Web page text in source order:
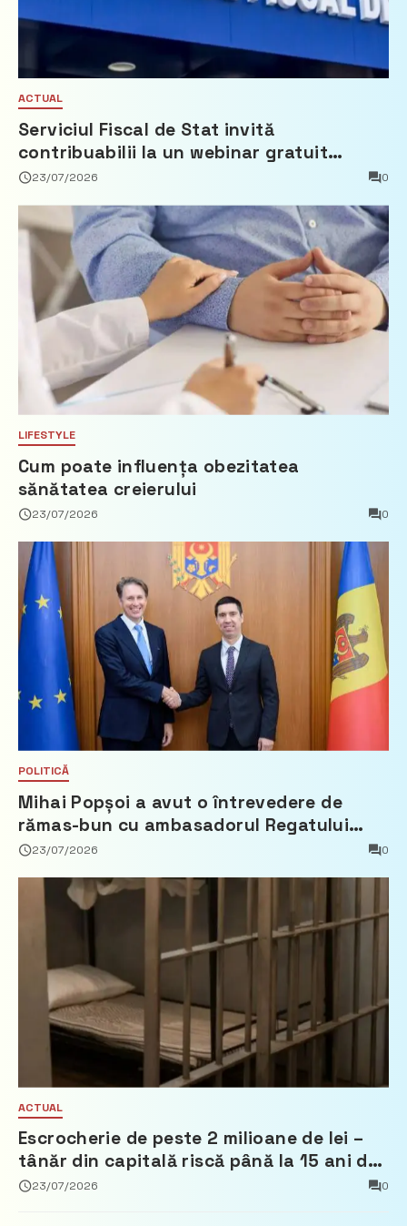
ACTUAL
Serviciul Fiscal de Stat invită
contribuabilii la un webinar gratuit
privind calculul impozitului pe bunurile
23/07/2026 0
LIFESTYLE
Cum poate influența obezitatea
sănătatea creierului
23/07/2026 0
POLITICĂ
Mihai Popșoi a avut o întrevedere de
rămas-bun cu ambasadorul Regatului
Țărilor de Jos, Fred Duijn
23/07/2026 0
ACTUAL
Escrocherie de peste 2 milioane de lei –
tânăr din capitală riscă până la 15 ani de
închisoare
23/07/2026 0